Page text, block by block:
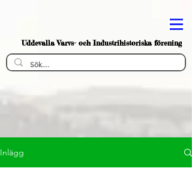
Uddevalla Varvs- och Industrihistoriska förening
Inlägg